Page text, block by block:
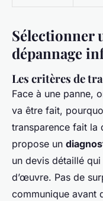
Sélectionner
dépannage
Les critères de
Face à une panne,
va être fait,
transparence fait la
propose un
un devis détaillé
d’œuvre. Pas de
communique avant